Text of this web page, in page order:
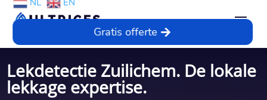
NL EN
Gratis offerte
Lekdetectie Zuilichem. De lokale
lekkage expertise.